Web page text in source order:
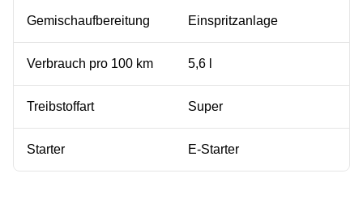
Gemischaufbereitung Einspritzanlage
Verbrauch pro 100 km 5,6 l
Treibstoffart Super
Starter E-Starter